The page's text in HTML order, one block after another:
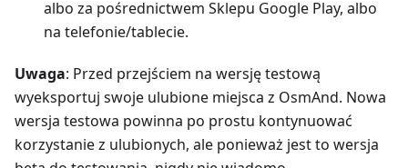
albo za pośrednictwem Sklepu Google Play, albo
na telefonie/tablecie.
Uwaga: Przed przejściem na wersję testową
wyeksportuj swoje ulubione miejsca z OsmAnd. Nowa
wersja testowa powinna po prostu kontynuować
korzystanie z ulubionych, ale ponieważ jest to wersja